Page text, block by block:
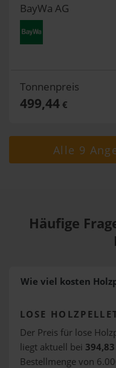
BayWa AG
Tonnenpreis
499,44€
Alle 9
Häufige
Wie viel kosten
LOSE
Der Preis für lose
liegt aktuell bei
Bestellmenge von